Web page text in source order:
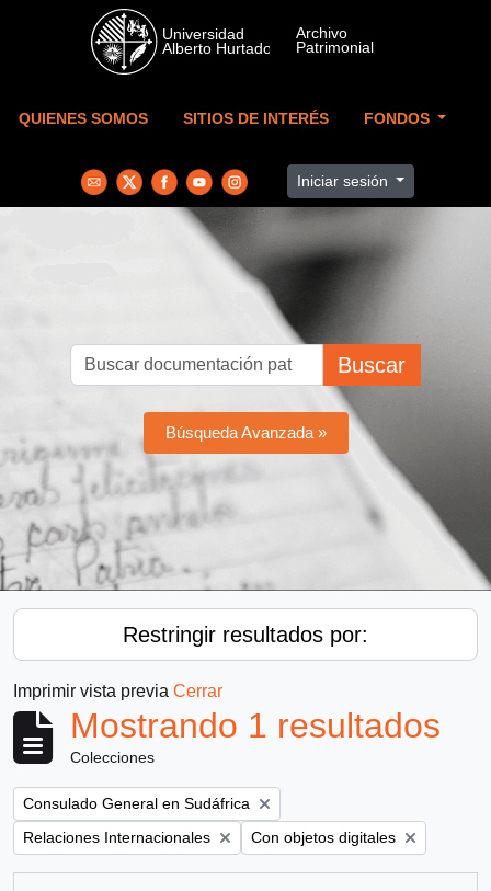
Skip to main content
QUIENES SOMOS SITIOS DE INTERÉS FONDOS
Iniciar sesión
Buscar
Búsqueda Avanzada »
Restringir resultados por:
Imprimir vista previa Cerrar
Mostrando 1 resultados
Colecciones
Remove filter:
Consulado General en Sudáfrica
Remove filter:
Relaciones Internacionales Remove filter:
Con objetos digitales